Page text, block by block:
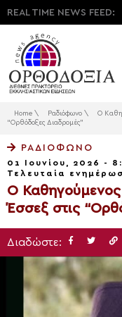
REAL TIME NEWS FEED:
Home \ Ραδιόφωνο \
Ο
“Ορθόδοξες Διαδρομές”
ΡΑΔΙΌΦΩΝΟ
01 Ιουνίου, 2026 -
Τελευταία
Ο Καθηγούμενος
Έσσεξ στις
Διαδώστε: